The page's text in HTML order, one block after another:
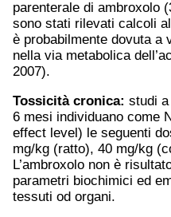
parenterale di ambroxolo
sono stati rilevati calcoli
è probabilmente dovuta a
nella via metabolica
2007).
Tossicità cronica: studi
6 mesi individuano come
effect level) le seguenti
mg/kg (ratto), 40 mg/kg
L’ambroxolo non è
parametri biochimici ed
tessuti od organi.